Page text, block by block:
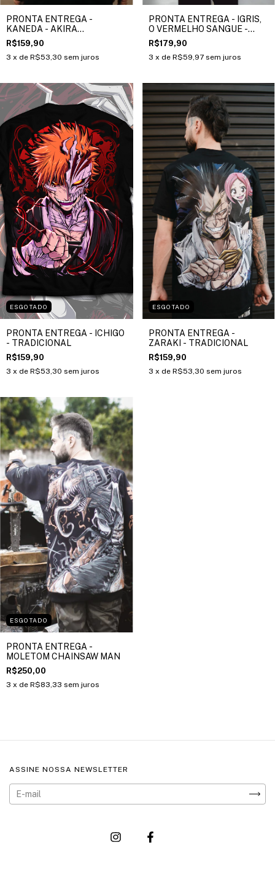
PRONTA ENTREGA -
KANEDA - AKIRA
(TRADICIONAL)
R$159,90
3 x de R$53,30 sem juros
PRONTA ENTREGA - IGRIS,
O VERMELHO SANGUE -
(OVERSIZED)
R$179,90
3 x de R$59,97 sem juros
ESGOTADO
PRONTA ENTREGA - ICHIGO
- TRADICIONAL
R$159,90
3 x de R$53,30 sem juros
ESGOTADO
PRONTA ENTREGA -
ZARAKI - TRADICIONAL
R$159,90
3 x de R$53,30 sem juros
ESGOTADO
PRONTA ENTREGA -
MOLETOM CHAINSAW MAN
R$250,00
3 x de R$83,33 sem juros
ASSINE NOSSA NEWSLETTER